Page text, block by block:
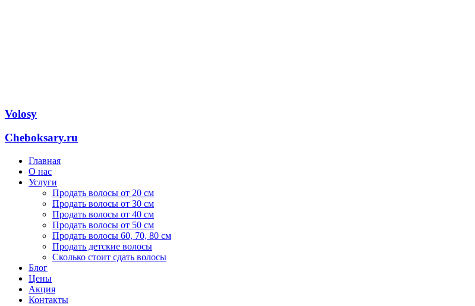
Volosy
Cheboksary.ru
Главная
О нас
Услуги
Продать волосы от 20 см
Продать волосы от 30 см
Продать волосы от 40 см
Продать волосы от 50 см
Продать волосы 60, 70, 80 см
Продать детские волосы
Сколько стоит сдать волосы
Блог
Цены
Акция
Контакты